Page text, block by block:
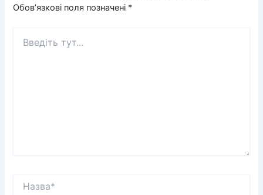
Обов’язкові поля позначені *
тут...